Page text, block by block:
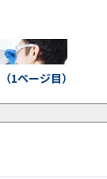
（1ページ目）